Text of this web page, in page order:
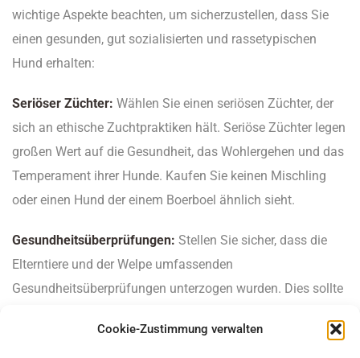
Cookie-Zustimmung verwalten
wichtige Aspekte beachten, um sicherzustellen, dass Sie
einen gesunden, gut sozialisierten und rassetypischen
Hund erhalten:
Seriöser Züchter: Wählen Sie einen seriösen Züchter, der
sich an ethische Zuchtpraktiken hält. Seriöse Züchter legen
großen Wert auf die Gesundheit, das Wohlergehen und das
Temperament ihrer Hunde. Kaufen Sie keinen Mischling
oder einen Hund der einem Boerboel ähnlich sieht.
Gesundheitsüberprüfungen: Stellen Sie sicher, dass die
Elterntiere und der Welpe umfassenden
Gesundheitsüberprüfungen unterzogen wurden. Dies sollte
Hüftdysplasie umfassen.